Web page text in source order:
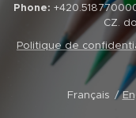
Phone:
CZ.
Politique de
Français